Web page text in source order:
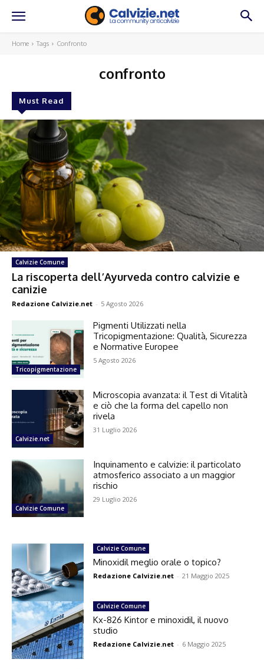
Home Tags Confronto
confronto
Must Read
Calvizie Comune
La riscoperta dell’Ayurveda contro calvizie e
canizie
Redazione Calvizie.net - 5 Agosto 2026
Tricopigmentazione
Pigmenti Utilizzati nella
Tricopigmentazione: Qualità, Sicurezza
e Normative Europee
5 Agosto 2026
Calvizie.net
Microscopia avanzata: il Test di Vitalità
e ciò che la forma del capello non
rivela
31 Luglio 2026
Calvizie Comune
Inquinamento e calvizie: il particolato
atmosferico associato a un maggior
rischio
29 Luglio 2026
Calvizie Comune
Minoxidil meglio orale o topico?
Redazione Calvizie.net - 21 Maggio 2025
Calvizie Comune
Kx-826 Kintor e minoxidil, il nuovo
studio
Redazione Calvizie.net - 6 Maggio 2025